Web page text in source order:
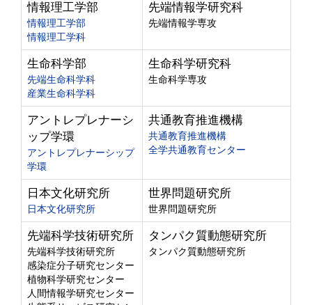
情報理工学部
情報理工学部
情報理工学科
先端情報学研究科
先端情報学専攻
生命科学部
先端生命科学科
産業生命科学科
生命科学研究科
生命科学専攻
アントレプレナーシ
ップ学環
アントレプレナーシップ
学環
共通教育推進機構
共通教育推進機構
全学共通教育センター
日本文化研究所
日本文化研究所
世界問題研究所
世界問題研究所
先端科学技術研究所
先端科学技術研究所
感染症分子研究センター
植物科学研究センター
人間情報学研究センター
タンパク質動態研究所
タンパク質動態研究所